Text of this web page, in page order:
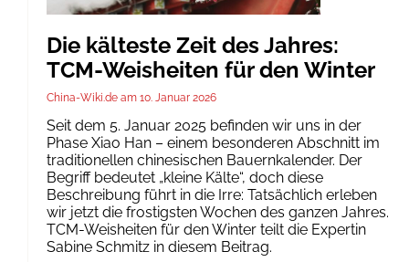
Die kälteste Zeit des Jahres:
TCM-Weisheiten für den Winter
China-Wiki.de 10. Januar 2026
Seit dem 5. Januar 2025 befinden wir uns in der
Phase Xiao Han – einem besonderen Abschnitt im
traditionellen chinesischen Bauernkalender. Der
Begriff bedeutet „kleine Kälte“, doch diese
Beschreibung führt in die Irre: Tatsächlich erleben
wir jetzt die frostigsten Wochen des ganzen Jahres.
TCM-Weisheiten für den Winter teilt die Expertin
Sabine Schmitz in diesem Beitrag.